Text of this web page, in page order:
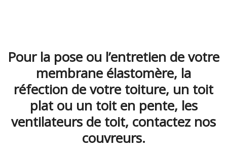
Pour la pose ou l’entretien de votre
membrane élastomère, la
réfection de votre toiture, un toit
plat ou un toit en pente, les
ventilateurs de toit, contactez nos
couvreurs.